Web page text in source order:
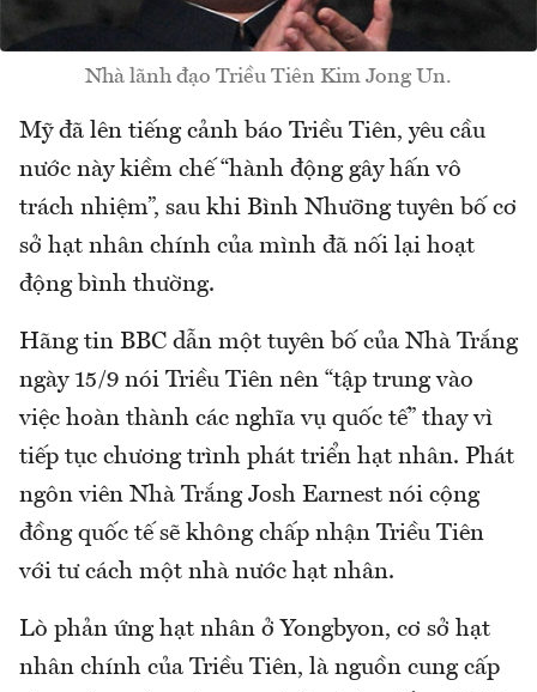
Nhà lãnh đạo Triều Tiên Kim Jong Un.
Mỹ đã lên tiếng cảnh báo Triều Tiên, yêu cầu
nước này kiềm chế “hành động gây hấn vô
trách nhiệm”, sau khi Bình Nhưỡng tuyên bố cơ
sở hạt nhân chính của mình đã nối lại hoạt
động bình thường.
Hãng tin BBC dẫn một tuyên bố của Nhà Trắng
ngày 15/9 nói Triều Tiên nên “tập trung vào
việc hoàn thành các nghĩa vụ quốc tế” thay vì
tiếp tục chương trình phát triển hạt nhân. Phát
ngôn viên Nhà Trắng Josh Earnest nói cộng
đồng quốc tế sẽ không chấp nhận Triều Tiên
với tư cách một nhà nước hạt nhân.
Lò phản ứng hạt nhân ở Yongbyon, cơ sở hạt
nhân chính của Triều Tiên, là nguồn cung cấp